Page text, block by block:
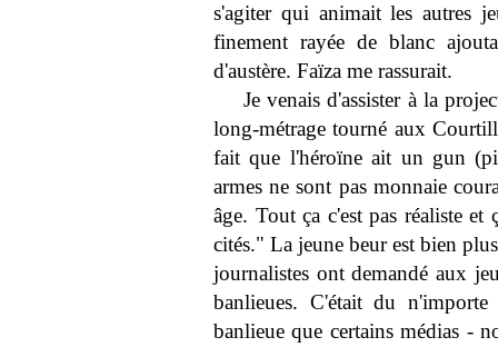
s'agiter qui animait les autres
finement rayée de blanc
d'austère. Faïza me rassurait.
Je venais d'assister à la
long-métrage tourné aux
fait que l'héroïne ait un gun
armes ne sont pas monnaie
âge. Tout ça c'est pas réaliste
cités." La jeune beur est bien
journalistes ont demandé aux
banlieues. C'était du
banlieue que certains médias -